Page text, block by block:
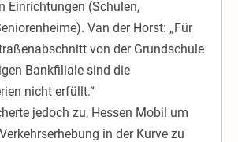
Einrichtungen (Schulen,
Van der Horst: „Für
von der Grundschule
Bankfiliale sind die
nicht erfüllt.“
jedoch zu, Hessen Mobil um
in der Kurve zu